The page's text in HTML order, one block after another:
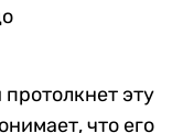
эту
что его